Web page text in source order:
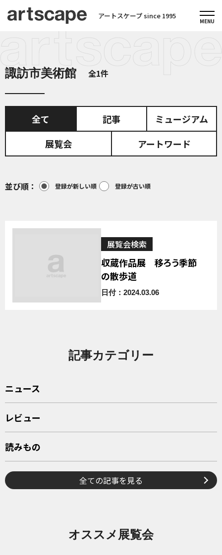
アートスケープ since 1995
諏訪市美術館 全1件
全て 記事
ミュージアム
展覧会
アートワード
並び順 登録が新しい順 登録が古い順
展覧会検索
収蔵作品展 移ろう季節
の散歩道
日付：2024.03.06
記事カテゴリー
ニュース
レビュー
読みもの
全ての記事を見る
オススメ展覧会